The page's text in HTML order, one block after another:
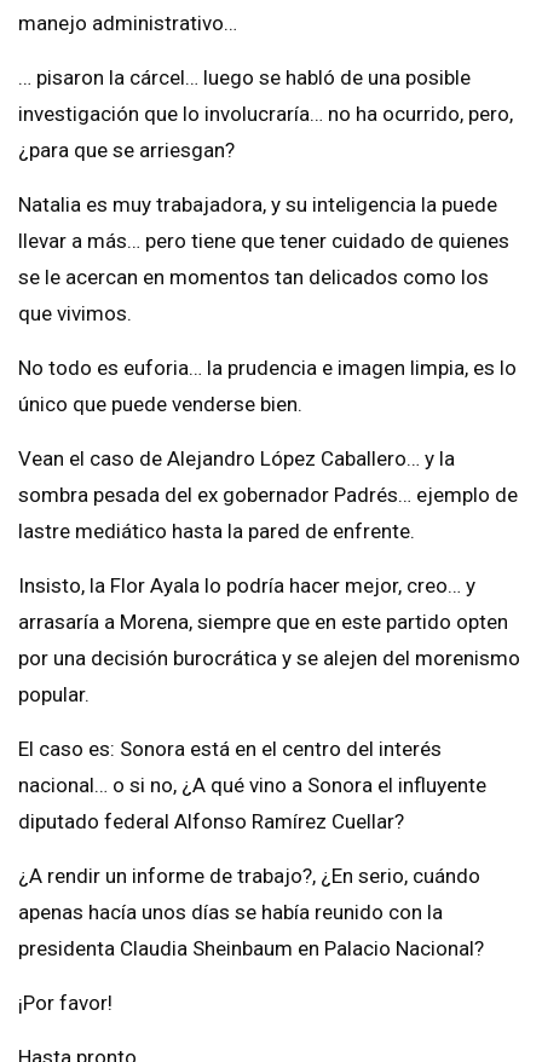
manejo administrativo…
… pisaron la cárcel… luego se habló de una posible
investigación que lo involucraría… no ha ocurrido, pero,
¿para que se arriesgan?
Natalia es muy trabajadora, y su inteligencia la puede
llevar a más… pero tiene que tener cuidado de quienes
se le acercan en momentos tan delicados como los
que vivimos.
No todo es euforia… la prudencia e imagen limpia, es lo
único que puede venderse bien.
Vean el caso de Alejandro López Caballero… y la
sombra pesada del ex gobernador Padrés… ejemplo de
lastre mediático hasta la pared de enfrente.
Insisto, la Flor Ayala lo podría hacer mejor, creo… y
arrasaría a Morena, siempre que en este partido opten
por una decisión burocrática y se alejen del morenismo
popular.
El caso es: Sonora está en el centro del interés
nacional… o si no, ¿A qué vino a Sonora el influyente
diputado federal Alfonso Ramírez Cuellar?
¿A rendir un informe de trabajo?, ¿En serio, cuándo
apenas hacía unos días se había reunido con la
presidenta Claudia Sheinbaum en Palacio Nacional?
¡Por favor!
Hasta pronto